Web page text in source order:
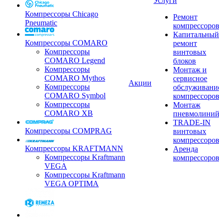
Компрессоры Chicago
Pneumatic
Компрессоры COMARO
Компрессоры
COMARO Legend
Компрессоры
COMARO Mythos
Компрессоры
COMARO Symbol
Компрессоры
COMARO XB
Компрессоры COMPRAG
Компрессоры KRAFTMANN
Компрессоры Kraftmann
VEGA
Компрессоры Kraftmann
VEGA OPTIMA
Акции
Ремонт
компрессоров
Капитальный
ремонт
винтовых
блоков
Монтаж и
сервисное
компрессоров
Монтаж
пневмолиний
TRADE-IN
винтовых
компрессоров
Аренда
компрессоров